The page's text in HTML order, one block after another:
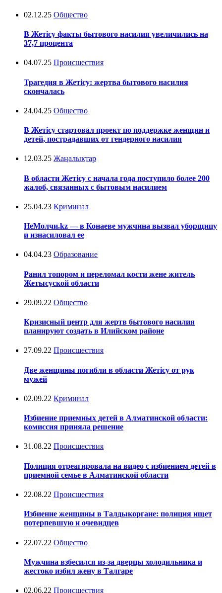
02.12.25 Общество
В Жетісу факты бытового насилия увеличились на
37,7 процента
04.07.25 Происшествия
Трагедия в Жетісу: жертва бытового насилия
скончалась
24.04.25 Общество
В Жетісу стартовал проект по поддержке женщин и
детей, пострадавших от гендерного насилия
12.03.25 Жаңалықтар
В области Жетісу с начала года поступило более 200
жалоб, связанных с бытовым насилием
25.04.23 Криминал
НеМолчи.kz — в Конаеве мужчина вызвал уборщицу
и изнасиловал ее
04.04.23 Образование
Ранил топором и переломал кости жене житель
Жетысуской области
29.09.22 Общество
Кризисный центр для жертв бытового насилия
планируют создать в Илийском районе
27.09.22 Происшествия
Две женщины погибли в области Жетісу от рук
мужей
02.09.22 Криминал
Избиение приемных детей в Алматинской области:
комиссия приняла решение
31.08.22 Происшествия
Полиция отреагировала на видео с избиением детей в
приемной семье в Алматинской области
22.08.22 Происшествия
Избиение женщины в Талдыкоргане: полиция ищет
потерпевшую и очевидцев
22.07.22 Общество
Мужчина взбесился из-за дверцы холодильника и
жестоко избил жену в Талгаре
02.06.22 Происшествия